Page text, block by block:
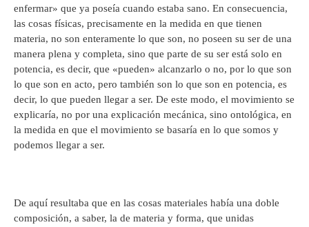
enfermar» que ya poseía cuando estaba sano. En consecuencia,
las cosas físicas, precisamente en la medida en que tienen
materia, no son enteramente lo que son, no poseen su ser de una
manera plena y completa, sino que parte de su ser está solo en
potencia, es decir, que «pueden» alcanzarlo o no, por lo que son
lo que son en acto, pero también son lo que son en potencia, es
decir, lo que pueden llegar a ser. De este modo, el movimiento se
explicaría, no por una explicación mecánica, sino ontológica, en
la medida en que el movimiento se basaría en lo que somos y
podemos llegar a ser.
De aquí resultaba que en las cosas materiales había una doble
composición, a saber, la de materia y forma, que unidas